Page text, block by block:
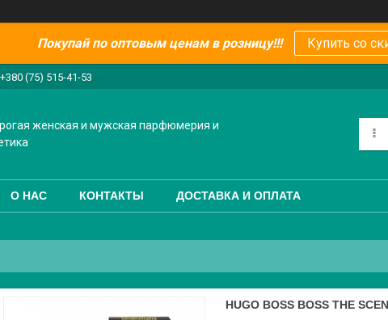
Покупай по оптовым ценам в розницу!!! Купить со
+380 (75) 515-41-53
женская и мужская парфюмерия и
О НАС КОНТАКТЫ ДОСТАВКА И ОПЛАТА
HUGO BOSS BOSS THE